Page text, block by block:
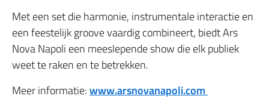
Met een set die harmonie, instrumentale interactie en
een feestelijk groove vaardig combineert, biedt Ars
Nova Napoli een meeslepende show die elk publiek
weet te raken en te betrekken.
Meer informatie:www.arsnovanapoli.com